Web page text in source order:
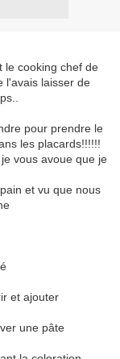
le cooking chef de
l'avais laisser de
pour prendre le
les placards!!!!!!
vous avoue que je
et vu que nous
et ajouter
une pâte